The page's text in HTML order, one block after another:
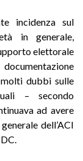
incidenza sul
in generale,
elettorale
dubbi sulle
– secondo
ad avere
dell’ACI